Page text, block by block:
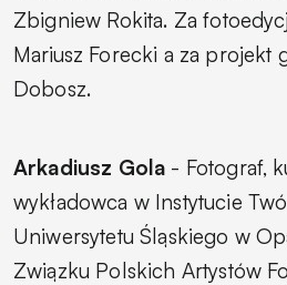
Zbigniew Rokita. Za
Mariusz Forecki a za projekt
Dobosz.
Arkadiusz Gola - Fotograf,
wykładowca w Instytucie
Uniwersytetu Śląskiego w
Związku Polskich Artystów